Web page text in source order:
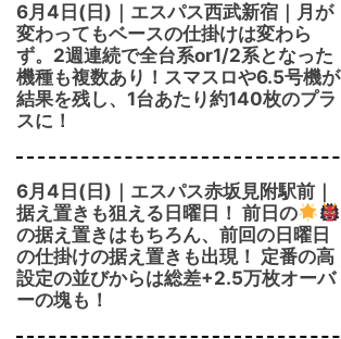
6月4日(日)｜エスパス西武新宿｜月が
変わってもベースの仕掛けは変わら
ず。2週連続で全台系or1/2系となった
機種も複数あり！スマスロや6.5号機が
結果を残し、1台あたり約140枚のプラ
スに！
6月4日(日)｜エスパス赤坂見附駅前｜
据え置きも狙える日曜日！ 前日の
の据え置きはもちろん、前回の日曜日
の仕掛けの据え置きも出現！ 定番の高
設定の並びからは総差+2.5万枚オーバ
ーの塊も！